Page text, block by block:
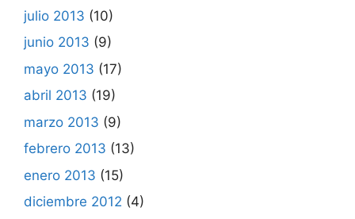
julio 2013 (10)
junio 2013 (9)
mayo 2013 (17)
abril 2013 (19)
marzo 2013 (9)
febrero 2013 (13)
enero 2013 (15)
diciembre 2012 (4)